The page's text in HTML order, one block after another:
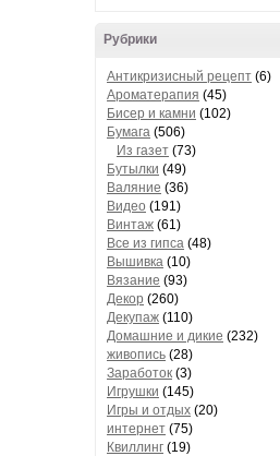
Рубрики
Антикризисный рецепт (6)
Ароматерапия (45)
Бисер и камни (102)
Бумага (506)
Из газет (73)
Бутылки (49)
Валяние (36)
Видео (191)
Винтаж (61)
Все из гипса (48)
Вышивка (10)
Вязание (93)
Декор (260)
Декупаж (110)
Домашние и дикие (232)
живопись (28)
Заработок (3)
Игрушки (145)
Игры и отдых (20)
интернет (75)
Квиллинг (19)